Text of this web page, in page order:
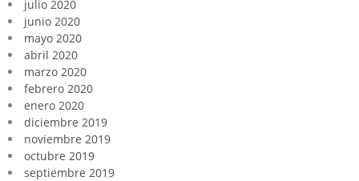
julio 2020
junio 2020
mayo 2020
abril 2020
marzo 2020
febrero 2020
enero 2020
diciembre 2019
noviembre 2019
octubre 2019
septiembre 2019